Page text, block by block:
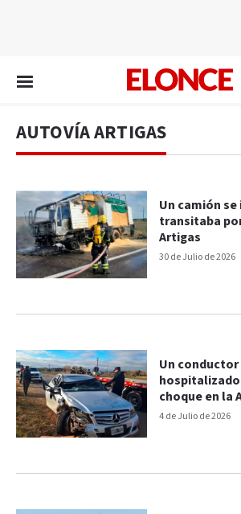
AUTOVÍA ARTIGAS
30 de Julio de 2026
Un camión
transitaba
Artigas
4 de Julio de 2026
Un
choque en la
Artigas